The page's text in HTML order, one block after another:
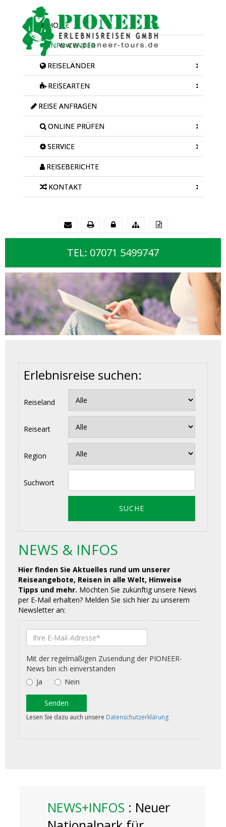
HOME
INFO-CENTER
REISELÄNDER
REISEARTEN
REISE ANFRAGEN
ONLINE PRÜFEN
SERVICE
REISEBERICHTE
KONTAKT
TEL: 07071 5499747
Erlebnisreise suchen:
Reiseland
Reiseart
Region
Suchwort
NEWS & INFOS
Hier finden Sie Aktuelles rund um unserer
Reiseangebote, Reisen in alle Welt, Hinweise
Tipps und mehr. Möchten Sie zukünftig unsere News
per E-Mail erhalten? Melden Sie sich hier zu unserem
Newsletter an:
NEWS+INFOS : Neuer